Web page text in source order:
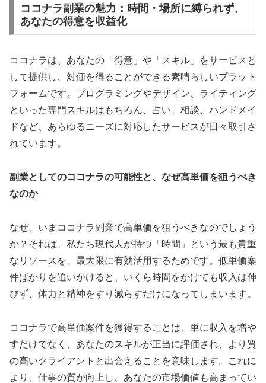
ココナラ副業の魅力：時間・場所に縛られず、
あなたの得意を収益化
ココナラは、あなたの「得意」や「スキル」をサービスと
して提供し、対価を得ることができる素晴らしいプラット
フォームです。プログラミングやデザイン、ライティング
といった専門スキルはもちろん、占い、相談、ハンドメイ
ドなど、あらゆるニーズに対応したサービスが日々取引さ
れています。
副業としてのココナラの可能性と、なぜ高単価を狙うべき
なのか
なぜ、いまココナラ副業で高単価を狙うべきなのでしょう
か？それは、私たち現代人が持つ「時間」という最も貴重
なリソースを、最大限に有効活用するためです。低単価案
件ばかりを追いかけると、いくら時間をかけても収入は伸
びず、体力と精神をすり減らすだけになってしまいます。
ココナラで高単価案件を獲得することは、単に収入を増や
すだけでなく、あなたのスキルが正当に評価され、より質
の高いクライアントと出会えることを意味します。これに
より、仕事の質が向上し、あなたの市場価値も高まってい